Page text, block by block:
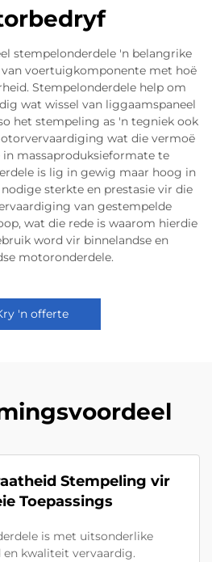
stempelonderdele 'n belangrike
voertuigkomponente met hoë
Stempelonderdele help om
wat wissel van liggaamspaneel
het stempeling as 'n tegniek ook
wat die vermoë
massaproduksieformate te
is lig in gewig maar hoog in
sterkte en prestasie vir die
van gestempelde
wat die rede is waarom hierdie
word vir binnelandse en
motoronderdele.
'n offerte
Stempeling vir
Toepassings
is met uitsonderlike
en kwaliteit vervaardig.